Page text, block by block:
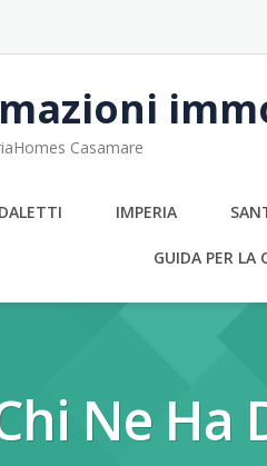
Casamare
IMPERIA
GUIDA PER LA
Ne